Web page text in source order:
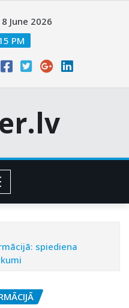
June 2026
PM
spiediena